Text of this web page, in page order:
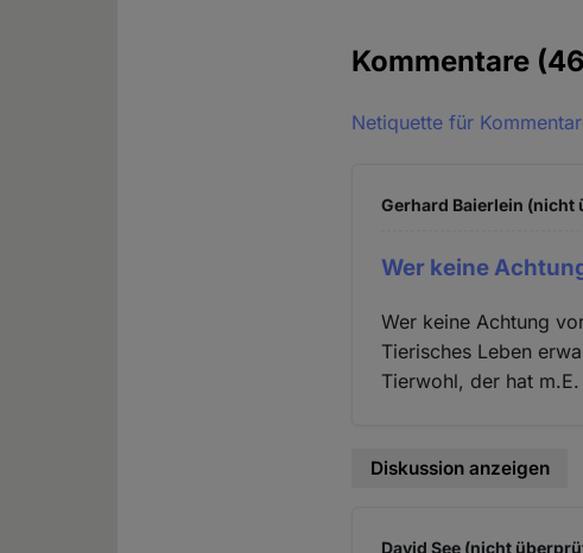
Kommentare
Netiquette für
Gerhard Baierlein (nicht
Wer keine
Wer keine Achtung
Tierisches Leben
Tierwohl, der hat
Diskussion anzeigen
David See (nicht